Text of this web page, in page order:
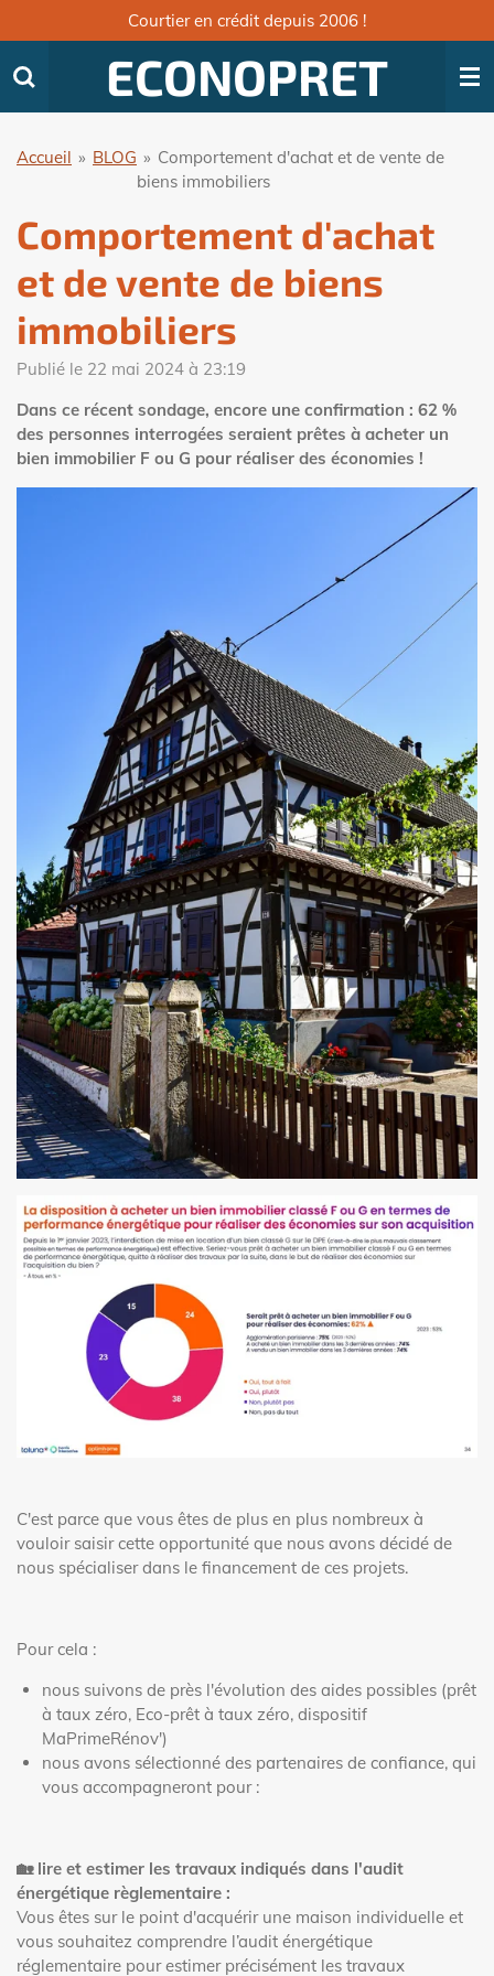
au
contenu
principal
ECONOPRET
Courtier en crédit depuis 2006 !
Accueil » BLOG » Comportement d'achat et de vente de
biens immobiliers
Comportement d'achat
et de vente de biens
immobiliers
Publié le 22 mai 2024 à 23:19
Dans ce récent sondage, encore une confirmation : 62 %
des personnes interrogées seraient prêtes à acheter un
bien immobilier F ou G pour réaliser des économies !
C'est parce que vous êtes de plus en plus nombreux à
vouloir saisir cette opportunité que nous avons décidé de
nous spécialiser dans le financement de ces projets.
Pour cela :
nous suivons de près l'évolution des aides possibles (prêt
à taux zéro, Eco-prêt à taux zéro, dispositif
MaPrimeRénov')
nous avons sélectionné des partenaires de confiance, qui
vous accompagneront pour :
🏡 lire et estimer les travaux indiqués dans l'audit
énergétique règlementaire :
Vous êtes sur le point d'acquérir une maison individuelle et
vous souhaitez comprendre l’audit énergétique
réglementaire pour estimer précisément les travaux